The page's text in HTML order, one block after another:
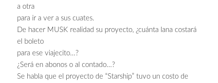
a otra
para ir a ver a sus cuates.
De hacer MUSK realidad su proyecto, ¿cuánta lana costará
el boleto
para ese viajecito…?
¿Será en abonos o al contado…?
Se habla que el proyecto de “Starship” tuvo un costo de